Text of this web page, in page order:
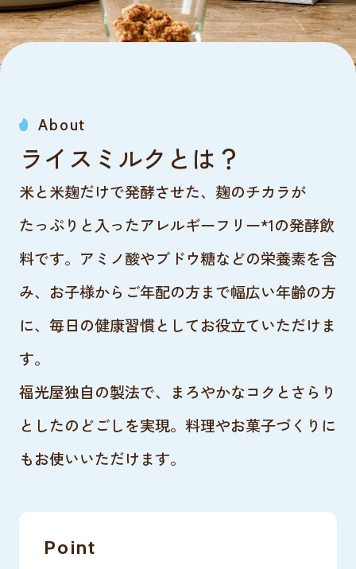
About
ライスミルクとは？
米と米麹だけで発酵させた、麹のチカラが
たっぷりと入ったアレルギーフリー*1の発酵飲
料です。アミノ酸やブドウ糖などの栄養素を含
み、お子様からご年配の方まで幅広い年齢の方
に、毎日の健康習慣としてお役立ていただけま
す。
福光屋独自の製法で、まろやかなコクとさらり
としたのどごしを実現。料理やお菓子づくりに
もお使いいただけます。
Point